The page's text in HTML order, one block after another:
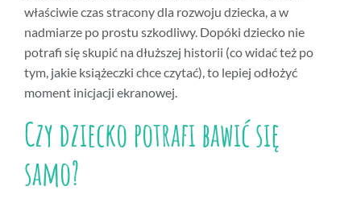
właściwie czas stracony dla rozwoju dziecka, a w
nadmiarze po prostu szkodliwy. Dopóki dziecko nie
potrafi się skupić na dłuższej historii (co widać też po
tym, jakie książeczki chce czytać), to lepiej odłożyć
moment inicjacji ekranowej.
Czy dziecko potrafi bawić się
samo?